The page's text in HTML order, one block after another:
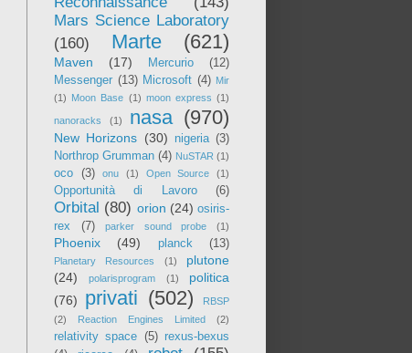
Mars Science Laboratory
(160)
Marte (621)
Maven (17) Mercurio
(12)
Messenger (13) Microsoft (4) Mir
(1) Moon Base (1) moon express (1)
nanoracks (1) nasa (970)
New Horizons (30) nigeria (3)
Northrop Grumman (4) NuSTAR (1)
oco (3) onu (1) Open Source (1)
Opportunità di Lavoro (6)
Orbital (80) orion (24) osiris-
rex
(7) parker sound probe (1)
Phoenix (49) planck (13)
Planetary Resources (1)
plutone
(24)
polarisprogram (1)
politica
(76)
privati (502)
RBSP
(2)
Reaction Engines Limited (2)
relativity space (5) rexus-bexus